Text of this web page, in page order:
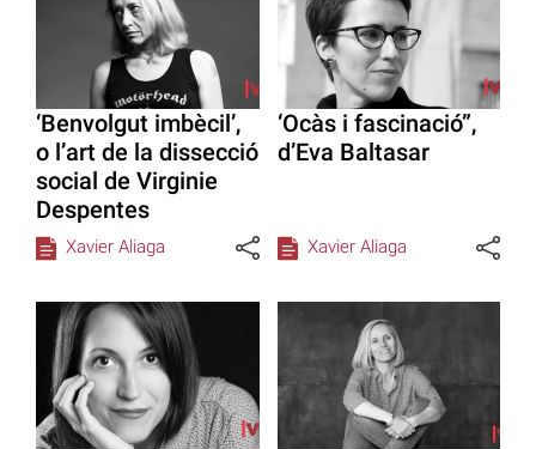
‘Benvolgut imbècil’,
o l’art de la dissecció
social de Virginie
Despentes
Xavier Aliaga
‘Ocàs i fascinació”,
d’Eva Baltasar
Xavier Aliaga